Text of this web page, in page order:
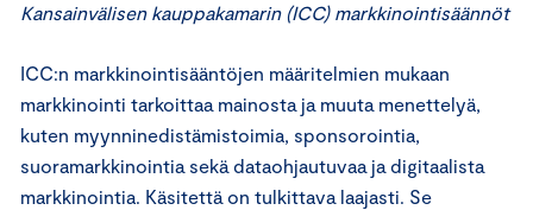
Kansainvälisen kauppakamarin (ICC) markkinointisäännöt
ICC:n markkinointisääntöjen määritelmien mukaan
markkinointi tarkoittaa mainosta ja muuta menettelyä,
kuten myynninedistämistoimia, sponsorointia,
suoramarkkinointia sekä dataohjautuvaa ja digitaalista
markkinointia. Käsitettä on tulkittava laajasti. Se